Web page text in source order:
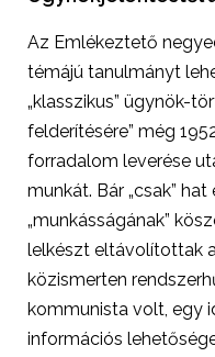
Az Emlékeztető
témájú tanulmányt
„klasszikus” ügynök-
felderítésére” még
forradalom leverése
munkát. Bár „csak”
„munkásságának”
lelkészt eltávolítottak
közismerten
kommunista volt, egy
információs